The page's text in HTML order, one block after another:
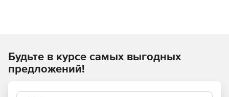
Средство управления Manager кодирует пакеты
Будьте в курсе самых выгодных
предложений!